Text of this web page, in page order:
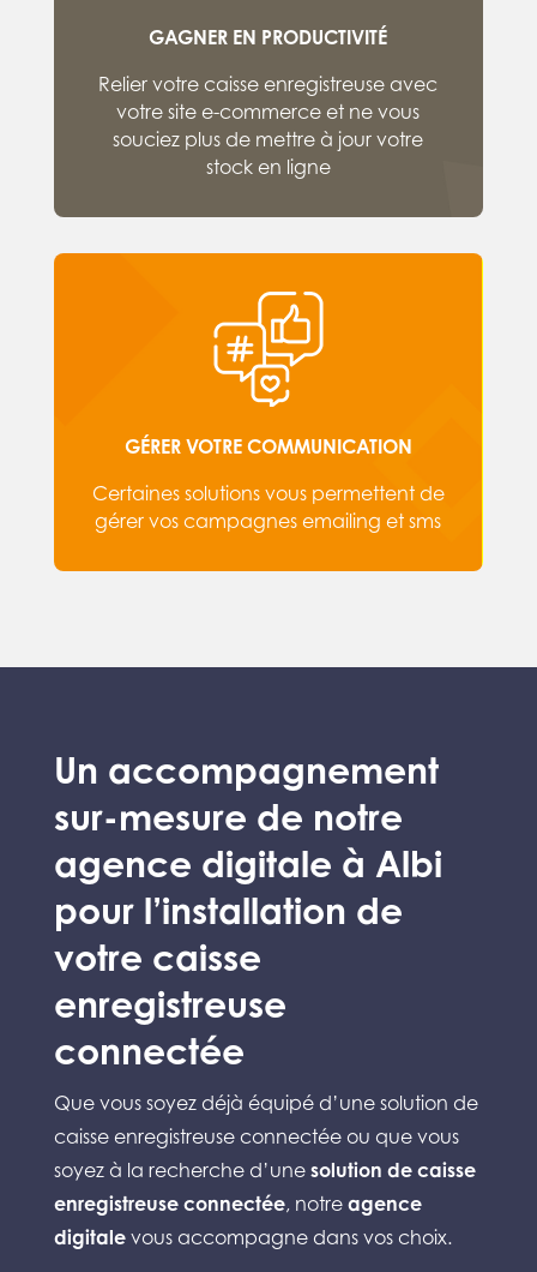
GAGNER EN PRODUCTIVITÉ
Relier votre caisse enregistreuse avec
votre site e-commerce et ne vous
souciez plus de mettre à jour votre
stock en ligne
GÉRER VOTRE COMMUNICATION
Certaines solutions vous permettent de
gérer vos campagnes emailing et sms
Un accompagnement
sur-mesure de notre
agence digitale à Albi
pour l’installation de
votre caisse
enregistreuse
connectée
Que vous soyez déjà équipé d’une solution de
caisse enregistreuse connectée ou que vous
soyez à la recherche d’une solution de caisse
enregistreuse connectée, notre agence
digitalevous accompagne dans vos choix.